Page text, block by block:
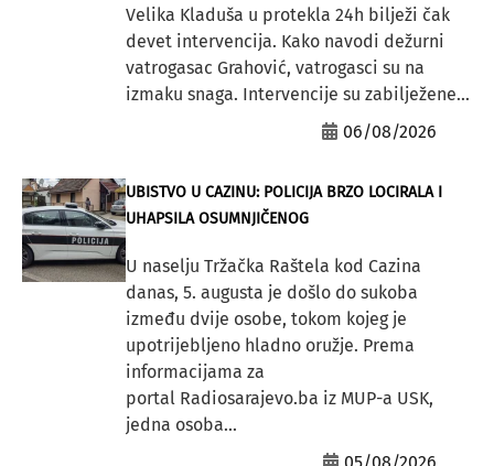
Velika Kladuša u protekla 24h bilježi čak
devet intervencija. Kako navodi dežurni
vatrogasac Grahović, vatrogasci su na
izmaku snaga. Intervencije su zabilježene...
06/08/2026
UBISTVO U CAZINU: POLICIJA BRZO LOCIRALA I
UHAPSILA OSUMNJIČENOG
U naselju Tržačka Raštela kod Cazina
danas, 5. augusta je došlo do sukoba
između dvije osobe, tokom kojeg je
upotrijebljeno hladno oružje. Prema
informacijama za
portal Radiosarajevo.ba iz MUP-a USK,
jedna osoba...